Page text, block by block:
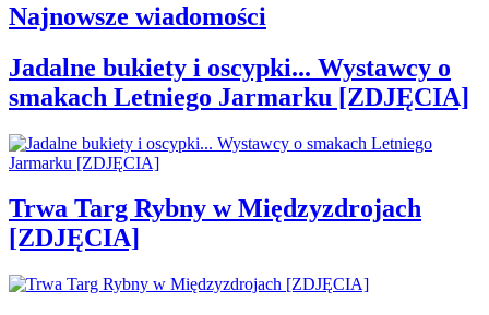
Najnowsze wiadomości
Jadalne bukiety i oscypki... Wystawcy o
smakach Letniego Jarmarku [ZDJĘCIA]
Trwa Targ Rybny w Międzyzdrojach
[ZDJĘCIA]